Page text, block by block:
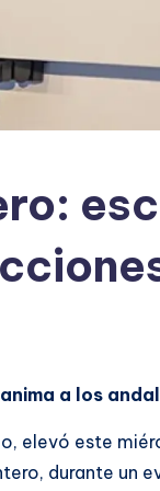
a los
elevó este
durante un